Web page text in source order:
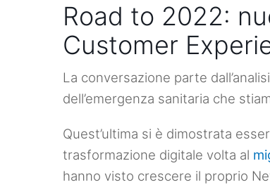
Road to 2022:
Customer
La conversazione parte
dell’emergenza sanitaria che
Quest’ultima si è dimostrata
trasformazione digitale volta al
hanno visto crescere il proprio